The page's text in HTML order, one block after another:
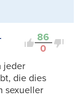
86
0
jeder
die dies
sexueller